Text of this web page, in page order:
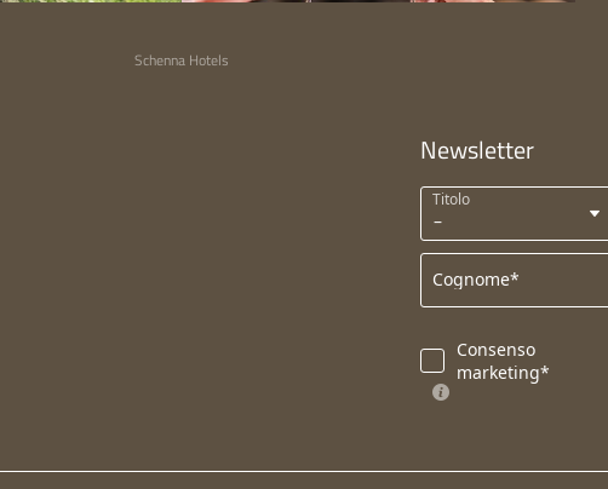
Schenna Hotels
Newsletter
Titolo
Cognome*
Consenso
marketing*